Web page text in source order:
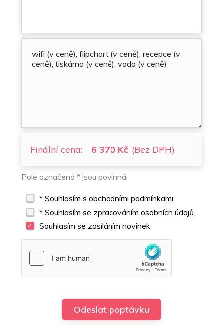
Finální cena: 6 370 Kč (Bez DPH)
Pole označená * jsou povinná.
* Souhlasím s obchodními podmínkami
* Souhlasím se zpracováním osobních údajů
Souhlasím se zasíláním novinek